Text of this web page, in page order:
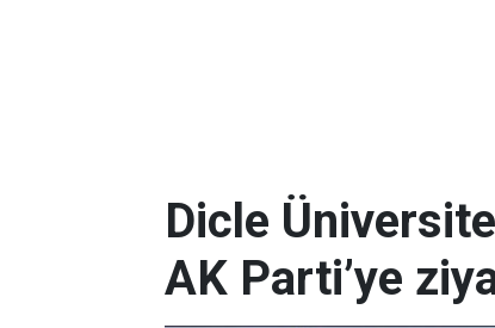
Dicle
AK Parti’ye